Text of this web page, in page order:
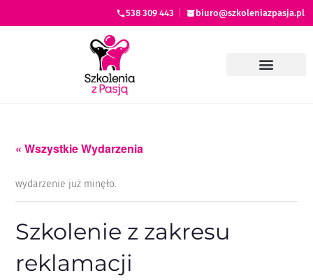
538 309 443 biuro@szkoleniazpasja.pl
« Wszystkie Wydarzenia
wydarzenie już minęło.
Szkolenie z zakresu
reklamacji